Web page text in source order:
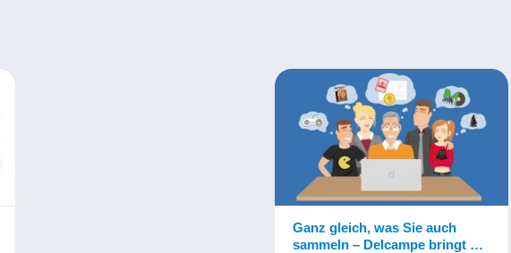
Ganz gleich, was Sie auch
sammeln – Delcampe bringt Sie